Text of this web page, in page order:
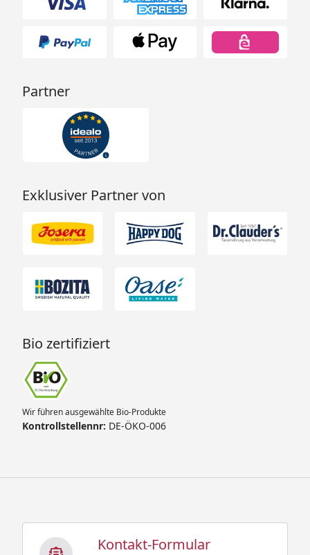
Partner
Exklusiver Partner von
Bio zertifiziert
Wir führen ausgewählte Bio-Produkte
Kontrollstellennr: DE-ÖKO-006
Kontakt-Formular